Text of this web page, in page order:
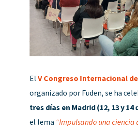
El V Congreso Internacional
organizado por Fuden, se ha
tres días en Madrid (12, 13 y 14
el lema “Impulsando una ciencia